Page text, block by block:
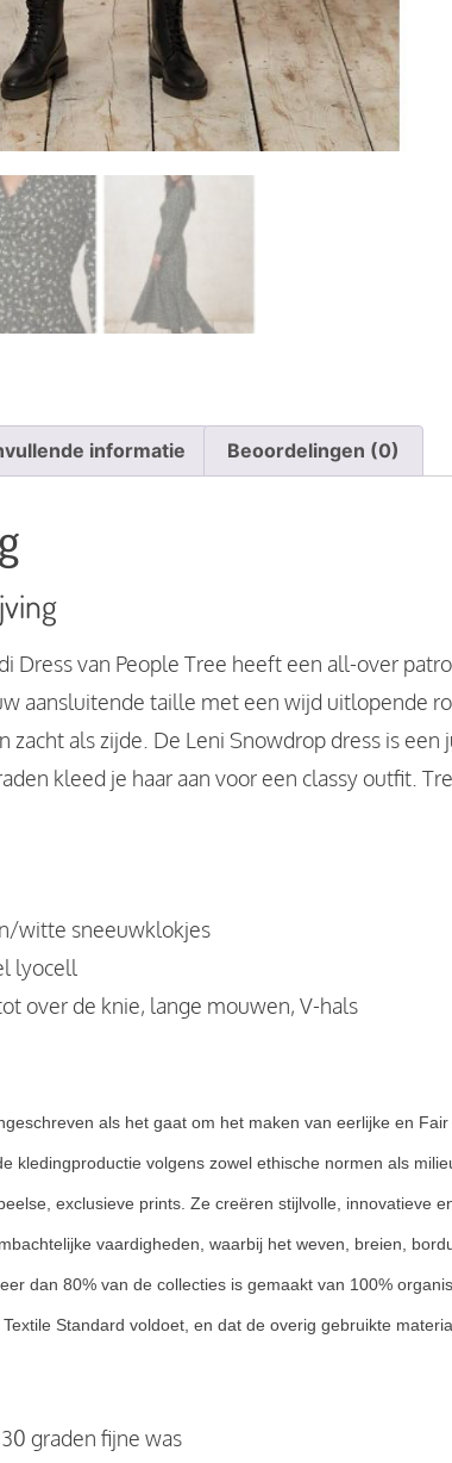
informatie Beoordelingen (0)
Dress van People Tree heeft een all-over
aansluitende taille met een wijd uitlopende
zacht als zijde. De Leni Snowdrop dress is
kleed je haar aan voor een classy outfit.
witte sneeuwklokjes
lyocell
over de knie, lange mouwen, V-hals
als het gaat om het maken van eerlijke en
kledingproductie volgens zowel ethische normen als
exclusieve prints. Ze creëren stijlvolle, innovatieve
vaardigheden, waarbij het weven, breien,
dan 80% van de collecties is gemaakt van 100%
Standard voldoet, en dat de overig gebruikte
graden fijne was